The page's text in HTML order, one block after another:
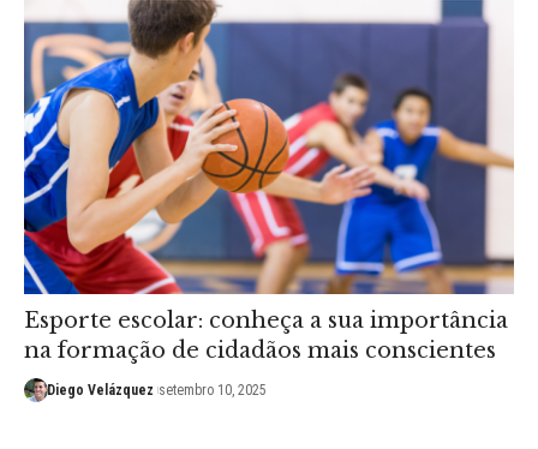
Esporte escolar: conheça a sua importância
na formação de cidadãos mais conscientes
Diego Velázquez setembro 10, 2025